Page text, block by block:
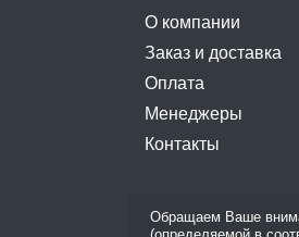
О компании
Заказ и доставка
Оплата
Менеджеры
Контакты
Обращаем Ваше